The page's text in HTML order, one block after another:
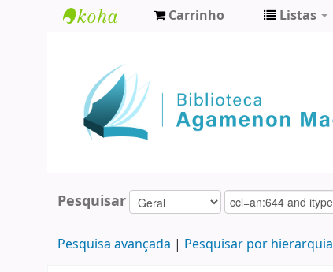
Agamenon
Magalhães
Carrinho Listas
Pesquisar
Pesquisa avançada Pesquisar por hierarquia